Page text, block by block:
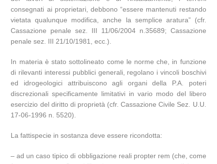
consegnati ai proprietari, debbono “essere mantenuti restando
vietata qualunque modifica, anche la semplice aratura” (cfr.
Cassazione penale sez. III 11/06/2004 n.35689; Cassazione
penale sez. III 21/10/1981, ecc.).
In materia è stato sottolineato come le norme che, in funzione
di rilevanti interessi pubblici generali, regolano i vincoli boschivi
ed idrogeologici attribuiscono agli organi della P.A. poteri
discrezionali specificamente limitativi in vario modo del libero
esercizio del diritto di proprietà (cfr. Cassazione Civile Sez. U.U.
17-06-1996 n. 5520).
La fattispecie in sostanza deve essere ricondotta:
– ad un caso tipico di obbligazione reali propter rem (che, come